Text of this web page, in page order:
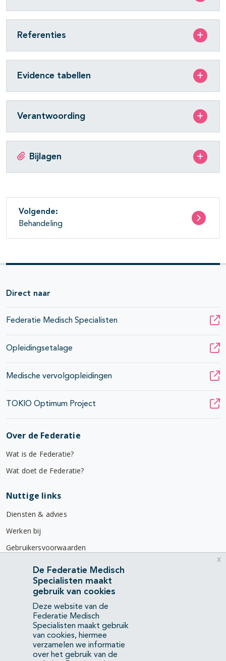
Referenties
Evidence tabellen
Verantwoording
Bijlagen
Volgende:
Behandeling
Direct naar
Federatie Medisch Specialisten
Opleidingsetalage
Medische vervolgopleidingen
TOKIO Optimum Project
Over de Federatie
Wat is de Federatie?
Wat doet de Federatie?
Nuttige links
Diensten & advies
Werken bij
Gebruikersvoorwaarden
Privacyverklaring
Contact
Mercatorlaan 1200
3528 BL Utrecht
(088) 505 34 34
info@richtlijnendatabase.nl
De Federatie Medisch
Specialisten maakt
gebruik van cookies
Deze website van de
Federatie Medisch
Specialisten maakt gebruik
van cookies, hiermee
verzamelen we informatie
over het gebruik van de
x